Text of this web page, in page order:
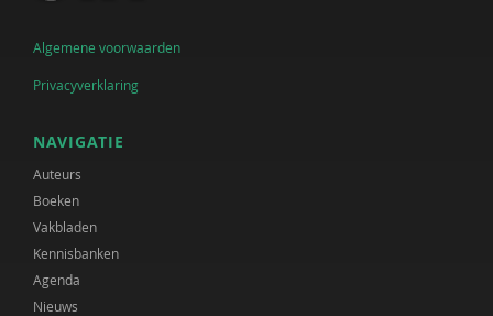
Algemene voorwaarden
Privacyverklaring
NAVIGATIE
Auteurs
Boeken
Vakbladen
Kennisbanken
Agenda
Nieuws